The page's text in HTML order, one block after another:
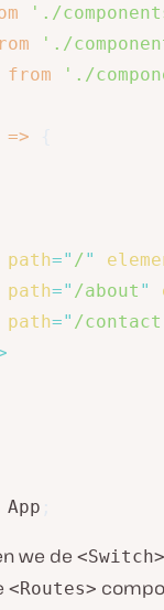
'./
'./
from './
=>
path=" /"
path=" /about "
path=" /contact
App
we de <Switch>
<Routes>